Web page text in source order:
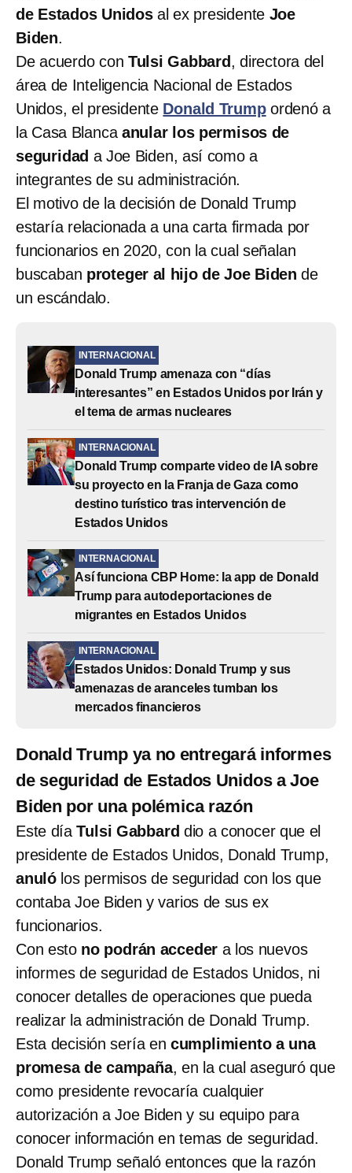
de Estados Unidosal ex presidente Joe
Biden.
De acuerdo con Tulsi Gabbard , directora del
área de Inteligencia Nacional de Estados
Unidos, el presidente Donald Trump ordenó a
la Casa Blanca anular los permisos de
seguridad a Joe Biden, así como a
integrantes de su administración.
El motivo de la decisión de Donald Trump
estaría relacionada a una carta firmada por
funcionarios en 2020, con la cual señalan
buscaban proteger al hijo de Joe Biden de
un escándalo.
INTERNACIONAL
Donald Trump amenaza con “días
interesantes” en Estados Unidos por Irán y
el tema de armas nucleares
INTERNACIONAL
Donald Trump comparte video de IA sobre
su proyecto en la Franja de Gaza como
destino turístico tras intervención de
Estados Unidos
INTERNACIONAL
Así funciona CBP Home: la app de Donald
Trump para autodeportaciones de
migrantes en Estados Unidos
INTERNACIONAL
Estados Unidos: Donald Trump y sus
amenazas de aranceles tumban los
mercados financieros
Donald Trump ya no entregará informes
de seguridad de Estados Unidos a Joe
Biden por una polémica razón
Este díaTulsi Gabbard dio a conocer que el
presidente de Estados Unidos, Donald Trump,
anuló los permisos de seguridad con los que
contaba Joe Biden y varios de sus ex
funcionarios.
Con esto no podrán acceder a los nuevos
informes de seguridad de Estados Unidos, ni
conocer detalles de operaciones que pueda
realizar la administración de Donald Trump.
Esta decisión sería en cumplimiento a una
promesa de campaña, en la cual aseguró que
como presidente revocaría cualquier
autorización a Joe Biden y su equipo para
conocer información en temas de seguridad.
Donald Trump señaló entonces que la razón